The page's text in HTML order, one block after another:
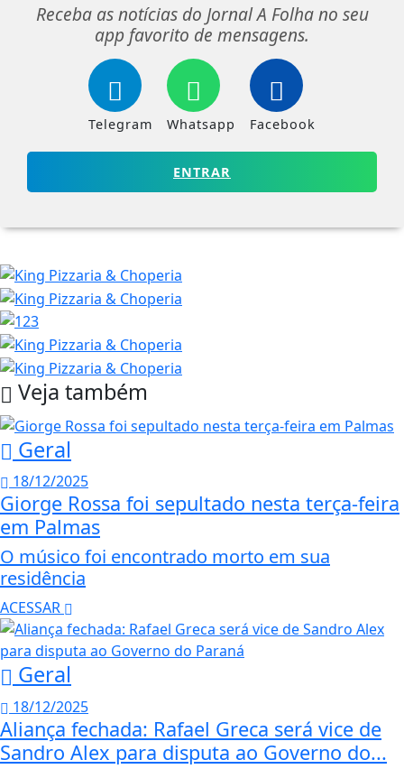
Receba as notícias do Jornal A Folha no seu
app favorito de mensagens.
Telegram Whatsapp Facebook
ENTRAR
Veja também
Geral
18/12/2025
Giorge Rossa foi sepultado nesta terça-feira
em Palmas
O músico foi encontrado morto em sua
residência
ACESSAR
Geral
18/12/2025
Aliança fechada: Rafael Greca será vice de
Sandro Alex para disputa ao Governo do...